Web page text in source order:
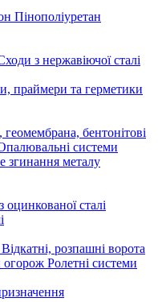
Пінополіуретан
з нержавіючої сталі
праймери та герметики
геомембрана, бентонітові
системи
згинання металу
оцинкованої сталі
Відкатні, розпашні ворота
огорож Ролетні системи